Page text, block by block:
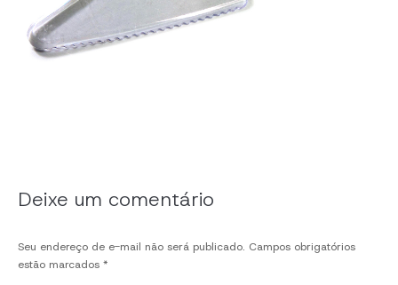
Deixe um comentário
Seu endereço de e-mail não será publicado. Campos obrigatórios
estão marcados *